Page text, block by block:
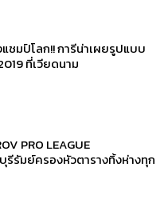
แชมป์โลก!! การีน่าเผยรูปแบบ
ที่เวียดนาม
PRO LEAGUE
รีรัมย์ครองหัวตารางทิ้งห่างทุก